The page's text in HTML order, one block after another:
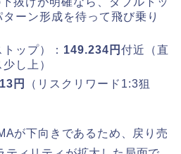
ーン形成を待って飛び乗り
ップ）： 149.234円 付近（直
し上）
円
（リスクリワード1:3狙
が下向きであるため、戻り売